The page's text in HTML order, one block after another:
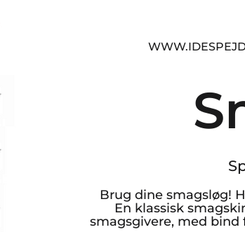
Brug dine smagsløg!
En klassisk
smagsgivere, med